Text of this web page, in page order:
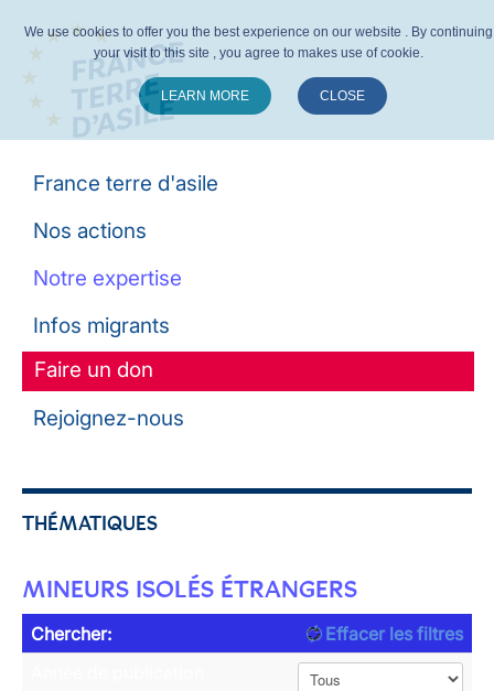
France terre d'asile
Nos actions
Notre expertise
Infos migrants
Faire un don
Rejoignez-nous
THÉMATIQUES
MINEURS ISOLÉS ÉTRANGERS
Chercher:
Effacer les filtres
We use cookies to offer you the best experience on our website . By continuing
your visit to this site , you agree to makes use of cookie.
LEARN MORE CLOSE